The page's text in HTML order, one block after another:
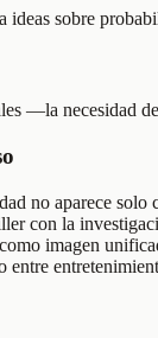
ideas sobre
—la necesidad
no aparece
con la
imagen
entre